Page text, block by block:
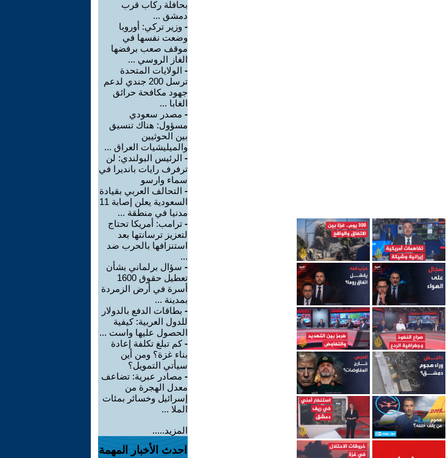
بحافلة ركاب قرب
دمشق ...
- وزير تركي: أوروبا
وضعت نفسها في
موقف صعب برفضها
الغاز الروسي ...
- الولايات المتحدة
ترسل 200 جندي لدعم
جهود مكافحة حرائق
الغابا ...
- مصدر سعودي
مسؤول: هناك تنسيق
بين الحوثيين
والميليشيات العراق ...
- الرئيس البولندي: لن
ترفرف رايات بانديرا في
سماء وارسو
- التحالف العربي بقيادة
السعودية يعلن إصابة 11
مدنيا في منطقة ...
- ترامب: أمريكا تحتاج
لتعزيز ترسانتها بعد
استنزافها بالحرب ضد
...
- سؤال برلماني بشأن
تعطيل حقوق 1600
أسرة في أرض الزمردة
بمدينة ...
- بطاقات الدفع بالدولار
للدول العربية: كيفية
الحصول عليها واست ...
-كم تبلغ تكلفة إعادة
بناء غزة؟ ومن أين
سيأتي التمويل؟
- مصادر عبرية: تضاعف
معدل الهجرة من
إسرائيل وخسائر بمئات
الملا ...
المزيد.....
احدث الأخبار المهمة